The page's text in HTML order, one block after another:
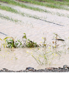
تک کده
پایگاه
خرید